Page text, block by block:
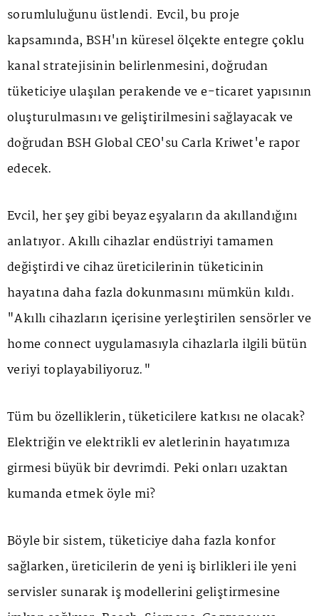
sorumluluğunu üstlendi. Evcil, bu proje
kapsamında, BSH'ın küresel ölçekte entegre çoklu
kanal stratejisinin belirlenmesini, doğrudan
tüketiciye ulaşılan perakende ve e-ticaret yapısının
oluşturulmasını ve geliştirilmesini sağlayacak ve
doğrudan BSH Global CEO'su Carla Kriwet'e rapor
edecek.
Evcil, her şey gibi beyaz eşyaların da akıllandığını
anlatıyor. Akıllı cihazlar endüstriyi tamamen
değiştirdi ve cihaz üreticilerinin tüketicinin
hayatına daha fazla dokunmasını mümkün kıldı.
"Akıllı cihazların içerisine yerleştirilen sensörler ve
home connect uygulamasıyla cihazlarla ilgili bütün
veriyi toplayabiliyoruz."
Tüm bu özelliklerin, tüketicilere katkısı ne olacak?
Elektriğin ve elektrikli ev aletlerinin hayatımıza
girmesi büyük bir devrimdi. Peki onları uzaktan
kumanda etmek öyle mi?
Böyle bir sistem, tüketiciye daha fazla konfor
sağlarken, üreticilerin de yeni iş birlikleri ile yeni
servisler sunarak iş modellerini geliştirmesine